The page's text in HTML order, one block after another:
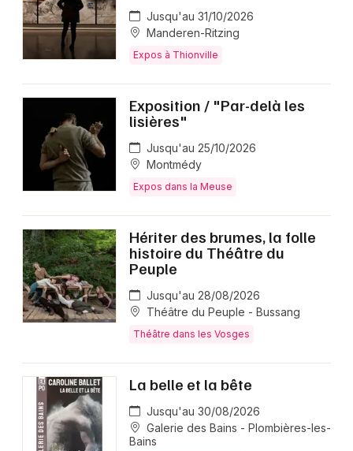
Jusqu'au 31/10/2026
Manderen-Ritzing
Expos à Thionville
Exposition / "Par-delà les
lisières"
Jusqu'au 25/10/2026
Montmédy
Expos dans la Meuse
Hériter des brumes, la folle
histoire du Théâtre du
Peuple
Jusqu'au 28/08/2026
Théâtre du Peuple - Bussang
Théâtre dans les Vosges
La belle et la bête
Jusqu'au 30/08/2026
Galerie des Bains - Plombières-les-
Bains